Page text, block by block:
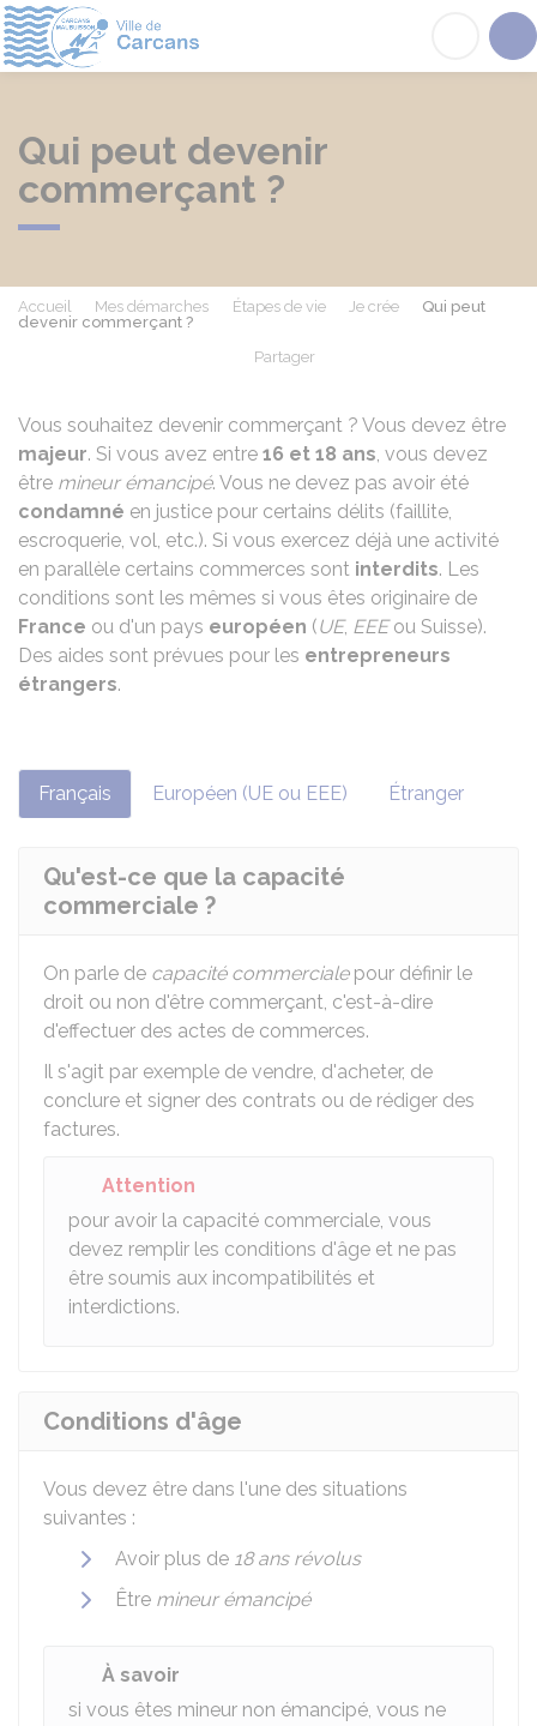
Qui peut devenir
commerçant ?
Accueil Mes démarches Étapes de vie Je crée
Qui peut
devenir commerçant ?
Partager
Vous souhaitez devenir commerçant ? Vous devez être
majeur. Si vous avez entre 16 et 18 ans, vous devez
être mineur émancipé. Vous ne devez pas avoir été
condamné en justice pour certains délits (faillite,
escroquerie, vol, etc.). Si vous exercez déjà une activité
en parallèle certains commerces sont interdits. Les
conditions sont les mêmes si vous êtes originaire de
France ou d'un pays européen (UE, EEEou Suisse).
Des aides sont prévues pour les entrepreneurs
étrangers.
Français Européen (UE ou EEE) Étranger
Qu'est-ce que la capacité
commerciale ?
On parle de capacité commercialepour définir le
droit ou non d'être commerçant, c'est-à-dire
d'effectuer des actes de commerces.
Il s'agit par exemple de vendre, d'acheter, de
conclure et signer des contrats ou de rédiger des
factures.
Attention
pour avoir la capacité commerciale, vous
devez remplir les conditions d'âge et ne pas
être soumis aux incompatibilités et
interdictions.
Conditions d'âge
Vous devez être dans l'une des situations
suivantes :
Avoir plus de 18 ans révolus
Être mineur émancipé
À savoir
si vous êtes mineur non émancipé, vous ne